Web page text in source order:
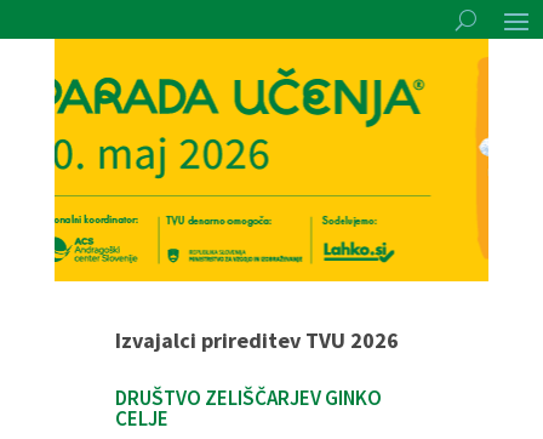
Izvajalci prireditev TVU 2026
DRUŠTVO ZELIŠČARJEV GINKO
CELJE